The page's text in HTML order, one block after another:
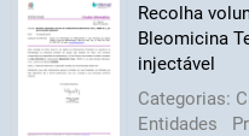
Recolha
Bleomicina
injectável
Categorias:
Entidades